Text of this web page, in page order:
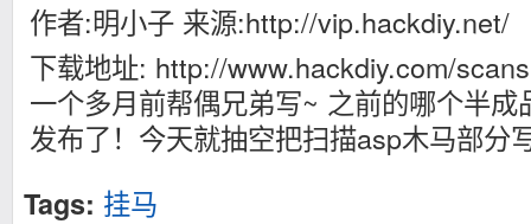
作者:明小子 来源:http://vip.hackdiy.net/
下载地址: http://www.hackdiy.com/
一个多月前帮偶兄弟写~ 之前的哪个半
发布了！今天就抽空把扫描asp木马部分
Tags: 挂马